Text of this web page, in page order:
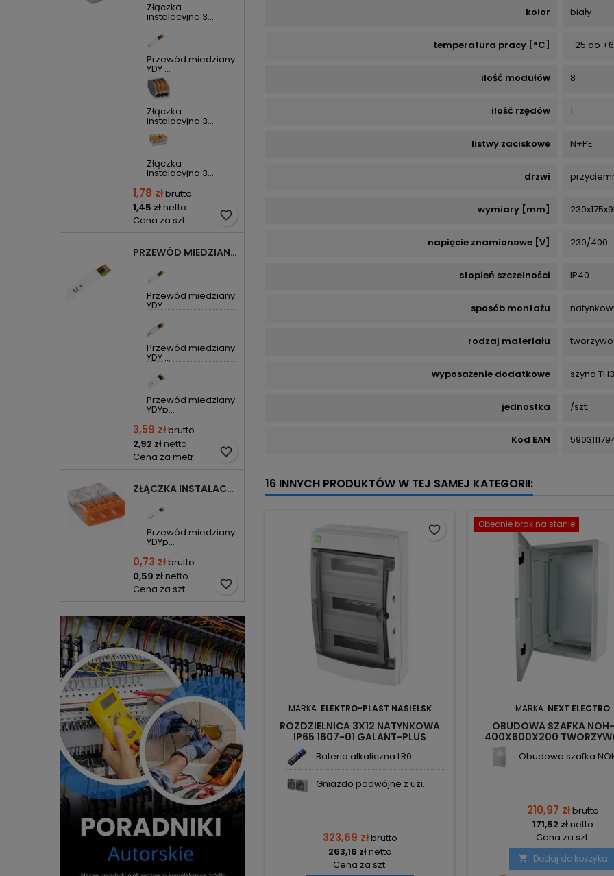
Złączka
instalacyjna 3...
Przewód miedziany
YDY ...
Złączka
instalacyjna 3...
Złączka
instalacyjna 3...
1,78 złbrutto
1,45 złnetto
Cena za szt.
favorite_border
PRZEWÓD MIEDZIANY YDYP DRUT 3X1,5MM2 ŻO 450/750V
Przewód miedziany
YDY ...
Przewód miedziany
YDY ...
Przewód miedziany
YDYp...
3,59 złbrutto
2,92 złnetto
Cena za metr
favorite_border
ZŁĄCZKA INSTALACYJNA 3X COMPACT POMARAŃCZOWA 2273-203 WAGO
Przewód miedziany
YDYp...
0,73 złbrutto
0,59 złnetto
Cena za szt.
favorite_border
kolor biały
temperatura pracy [°C] -25 do
ilość modułów 8
ilość rzędów 1
listwy zaciskowe N+PE
drzwi
wymiary [mm]
napięcie znamionowe [V] 230/400
stopień szczelności IP40
sposób montażu
rodzaj materiału
wyposażenie dodatkowe szyna
jednostka /szt.
Kod EAN
16 INNYCH PRODUKTÓW W TEJ SAMEJ KATEGORII:
MARKA: ELEKTRO-PLAST NASIELSK
ROZDZIELNICA 3X12 NATYNKOWA
IP65 1607-01 GALANT-PLUS
Bateria alkaliczna LR0...
Gniazdo podwójne z uzi...
323,69 złbrutto
263,16 złnetto
Cena za szt.
favorite_border Obecnie brak na stanie
MARKA: NEXT ELECTRO
OBUDOWA SZAFKA
400X600X200
IP65 3882114 NEXT
Obudowa szafka
210,97 złbrutto
171,52 złnetto
Cena za szt.
 Dodaj do koszyka